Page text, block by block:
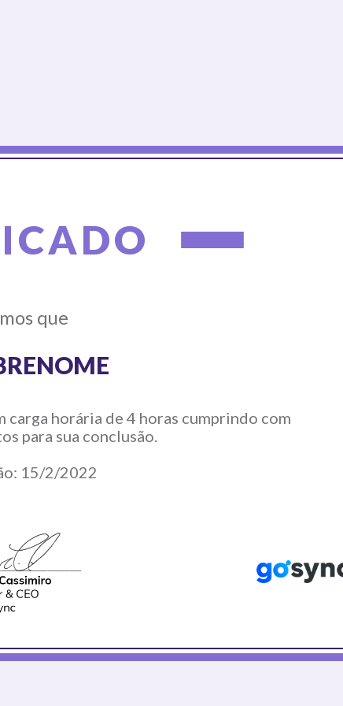
que
carga horária de 4 horas cumprindo com
para sua conclusão.
15/2/2022